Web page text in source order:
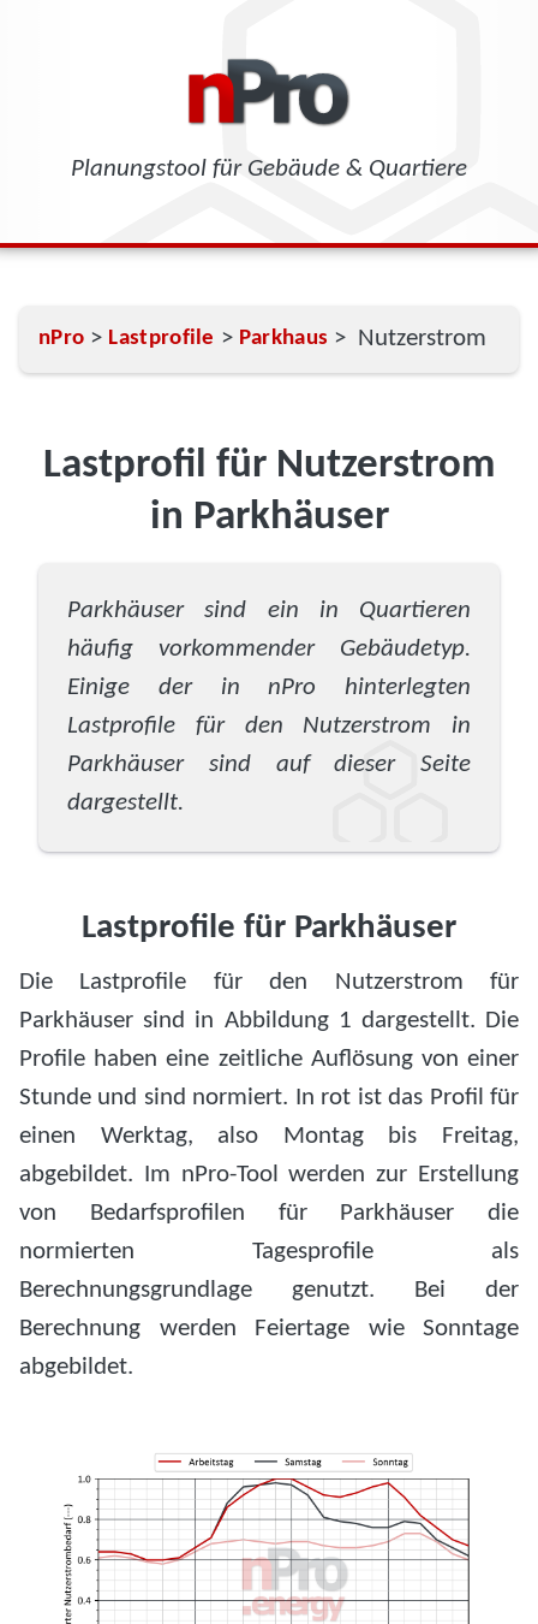
Planungstool für Gebäude & Quartiere
nPro > Lastprofile > Parkhaus > Nutzerstrom
Lastprofil für Nutzerstrom
in Parkhäuser
Parkhäuser sind ein in Quartieren
häufig vorkommender Gebäudetyp.
Einige der in nPro hinterlegten
Lastprofile für den Nutzerstrom in
Parkhäuser sind auf dieser Seite
dargestellt.
Lastprofile für Parkhäuser
Die Lastprofile für den Nutzerstrom für
Parkhäuser sind in Abbildung 1 dargestellt. Die
Profile haben eine zeitliche Auflösung von einer
Stunde und sind normiert. In rot ist das Profil für
einen Werktag, also Montag bis Freitag,
abgebildet. Im nPro-Tool werden zur Erstellung
von Bedarfsprofilen für Parkhäuser die
normierten Tagesprofile als
Berechnungsgrundlage genutzt. Bei der
Berechnung werden Feiertage wie Sonntage
abgebildet.